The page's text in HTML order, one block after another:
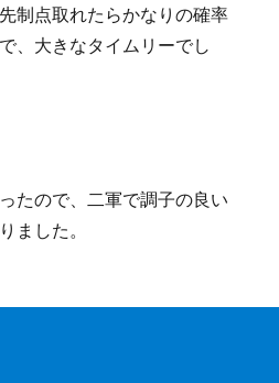
制点取れたらかなりの確率
、大きなタイムリーでし
たので、二軍で調子の良い
ました。